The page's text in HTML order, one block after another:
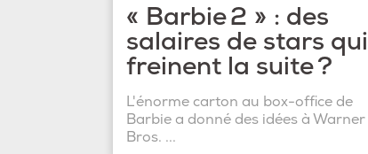
« Barbie 2 » : des
salaires de stars qui
freinent la suite ?
L'énorme carton au box-office de
Barbie a donné des idées à Warner
Bros. ...